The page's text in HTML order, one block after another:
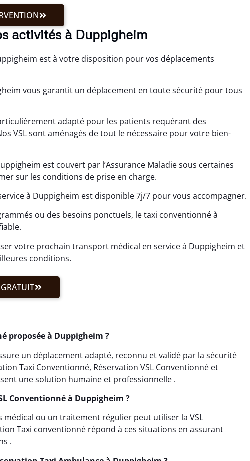
activités à Duppigheim
est à votre disposition pour vos déplacements
vous garantit un déplacement en toute sécurité pour tous
adapté pour les patients requérant des
VSL sont aménagés de tout le nécessaire pour votre bien-
est couvert par l’Assurance Maladie sous certaines
sur les conditions de prise en charge.
à Duppigheim est disponible 7j/7 pour vous accompagner.
ou des besoins ponctuels, le taxi conventionné à
votre prochain transport médical en service à Duppigheim et
conditions.
proposée à Duppigheim ?
un déplacement adapté, reconnu et validé par la sécurité
Taxi Conventionné, Réservation VSL Conventionné et
une solution humaine et professionnelle .
Conventionné à Duppigheim ?
ou un traitement régulier peut utiliser la VSL
Taxi conventionné répond à ces situations en assurant
.